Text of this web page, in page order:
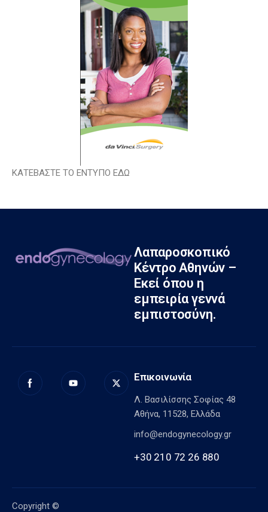
ΚΑΤΕΒΑΣΤΕ ΤΟ ΕΝΤΥΠΟ ΕΔΩ
Λαπαροσκοπικό
Κέντρο Αθηνών –
Εκεί όπου η
εμπειρία γεννά
εμπιστοσύνη.
Επικοινωνία
Λ. Βασιλίσσης Σοφίας 48
Αθήνα, 11528, Ελλάδα
info@endogynecology.gr
+30 210 72 26 880
Copyright ©